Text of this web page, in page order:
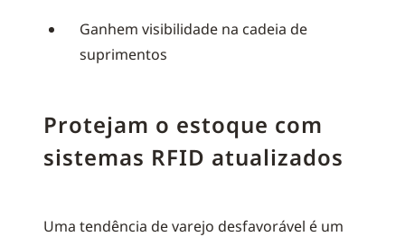
Ganhem visibilidade na cadeia de
suprimentos
Protejam o estoque com
sistemas RFID atualizados
Uma tendência de varejo desfavorável é um